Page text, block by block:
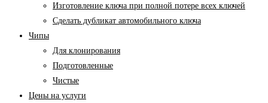
Изготовление ключа при полной потере всех ключей
Cделать дубликат автомобильного ключа
Чипы
Для клонирования
Подготовленные
Чистые
Цены на услуги